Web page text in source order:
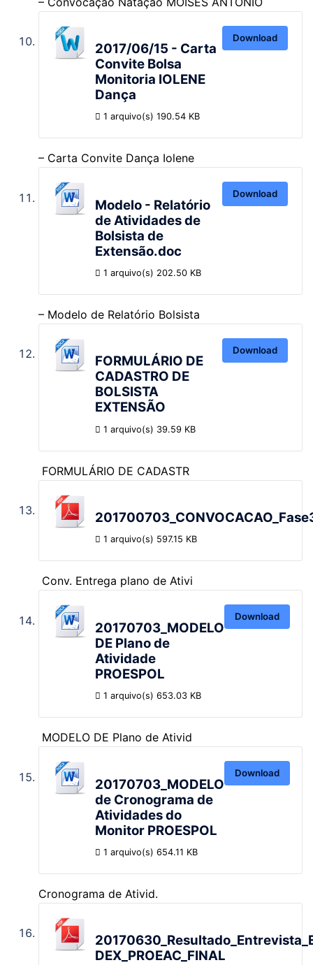
2017/06/15 - Carta
Convite Bolsa
Monitoria IOLENE
Dança
1 arquivo(s) 190.54 KB
Download
– Carta Convite Dança Iolene
Modelo - Relatório
de Atividades de
Bolsista de
Extensão.doc
1 arquivo(s) 202.50 KB
Download
– Modelo de Relatório Bolsista
FORMULÁRIO DE
CADASTRO DE
BOLSISTA
EXTENSÃO
1 arquivo(s) 39.59 KB
Download
FORMULÁRIO DE CADASTR
1 arquivo(s) 597.15 KB
Conv. Entrega plano de Ativi
20170703_MODELO
DE Plano de
Atividade
PROESPOL
1 arquivo(s) 653.03 KB
Download
MODELO DE Plano de Ativid
20170703_MODELO
de Cronograma de
Atividades do
Monitor PROESPOL
1 arquivo(s) 654.11 KB
Download
Cronograma de Ativid.
DEX_PROEAC_FINAL